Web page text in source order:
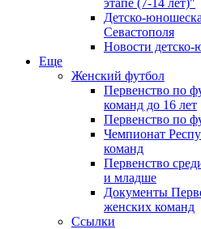
этапе (7-14 лет)"
Детско-
Севастополя
Новости детско-
Еще
Женский футбол
Первенство по
команд до 16 лет
Первенство по
Чемпионат
команд
Первенство
и младше
Документы
женских команд
Ссылки